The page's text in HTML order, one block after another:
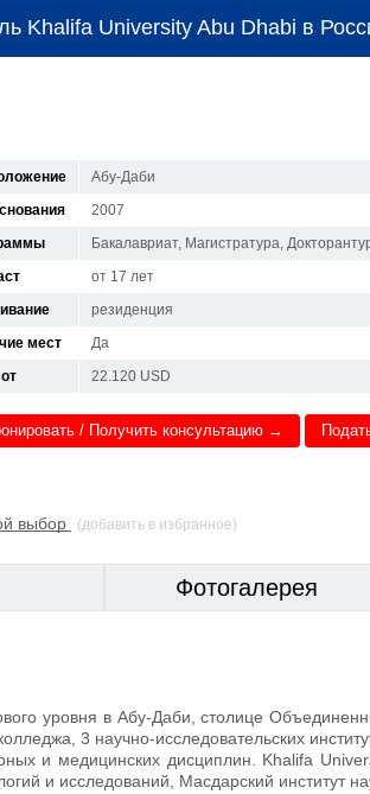
Khalifa University Abu Dhabi в
Абу-Даби
2007
Бакалавриат, Магистратура,
от 17 лет
резиденция
мест
Да
22.120 USD
/ Получить консультацию →
выбор (добавить в избранное)
Фотогалерея
уровня в Абу-Даби, столице
3 научно-исследовательских
и медицинских дисциплин. Khalifa
и исследований, Масдарский институт